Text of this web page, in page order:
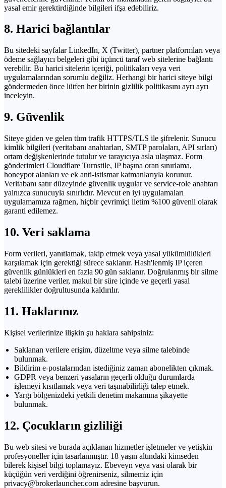
yasal emir gerektirdiğinde bilgileri ifşa edebiliriz.
8. Harici bağlantılar
Bu sitedeki sayfalar LinkedIn, X (Twitter), partner platformları veya
ödeme sağlayıcı belgeleri gibi üçüncü taraf web sitelerine bağlantı
verebilir. Bu harici sitelerin içeriği, politikaları veya veri
uygulamalarından sorumlu değiliz. Herhangi bir harici siteye bilgi
göndermeden önce lütfen her birinin gizlilik politikasını ayrı ayrı
inceleyin.
9. Güvenlik
Siteye giden ve gelen tüm trafik HTTPS/TLS ile şifrelenir. Sunucu
kimlik bilgileri (veritabanı anahtarları, SMTP parolaları, API sırları)
ortam değişkenlerinde tutulur ve tarayıcıya asla ulaşmaz. Form
gönderimleri Cloudflare Turnstile, IP başına oran sınırlama,
honeypot alanları ve ek anti-istismar katmanlarıyla korunur.
Veritabanı satır düzeyinde güvenlik uygular ve service-role anahtarı
yalnızca sunucuyla sınırlıdır. Mevcut en iyi uygulamaları
uygulamamıza rağmen, hiçbir çevrimiçi iletim %100 güvenli olarak
garanti edilemez.
10. Veri saklama
Form verileri, yanıtlamak, takip etmek veya yasal yükümlülükleri
karşılamak için gerektiği sürece saklanır. Hash'lenmiş IP içeren
güvenlik günlükleri en fazla 90 gün saklanır. Doğrulanmış bir silme
talebi üzerine veriler, makul bir süre içinde ve geçerli yasal
gereklilikler doğrultusunda kaldırılır.
11. Haklarınız
Kişisel verilerinize ilişkin şu haklara sahipsiniz:
Saklanan verilere erişim, düzeltme veya silme talebinde
bulunmak.
Bildirim e-postalarından istediğiniz zaman abonelikten çıkmak.
GDPR veya benzeri yasaların geçerli olduğu durumlarda
işlemeyi kısıtlamak veya veri taşınabilirliği talep etmek.
Yargı bölgenizdeki yetkili denetim makamına şikayette
bulunmak.
12. Çocukların gizliliği
Bu web sitesi ve burada açıklanan hizmetler işletmeler ve yetişkin
profesyoneller için tasarlanmıştır. 18 yaşın altındaki kimseden
bilerek kişisel bilgi toplamayız. Ebeveyn veya vasi olarak bir
küçüğün veri verdiğini öğrenirseniz, silmemiz için
privacy@brokerlauncher.com adresine başvurun.